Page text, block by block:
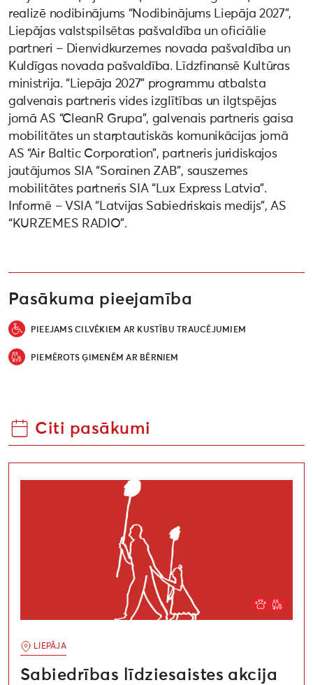
realizē nodibinājums “Nodibinājums Liepāja 2027”,
Liepājas valstspilsētas pašvaldība un oficiālie
partneri – Dienvidkurzemes novada pašvaldība un
Kuldīgas novada pašvaldība. Līdzfinansē Kultūras
ministrija. “Liepāja 2027” programmu atbalsta
galvenais partneris vides izglītības un ilgtspējas
jomā AS “CleanR Grupa”, galvenais partneris gaisa
mobilitātes un starptautiskās komunikācijas jomā
AS “Air Baltic Corporation”, partneris juridiskajos
jautājumos SIA “Sorainen ZAB”, sauszemes
mobilitātes partneris SIA “Lux Express Latvia”.
Informē – VSIA “Latvijas Sabiedriskais medijs”, AS
“KURZEMES RADIO”.
Pasākuma pieejamība
PIEEJAMS CILVĒKIEM AR KUSTĪBU TRAUCĒJUMIEM
PIEMĒROTS ĢIMENĒM AR BĒRNIEM
Citi pasākumi
LIEPĀJA
Sabiedrības līdziesaistes akcija